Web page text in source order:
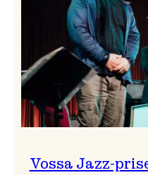
Vossa Jazz-